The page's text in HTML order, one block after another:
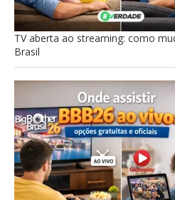
TV aberta ao streaming: como
Brasil